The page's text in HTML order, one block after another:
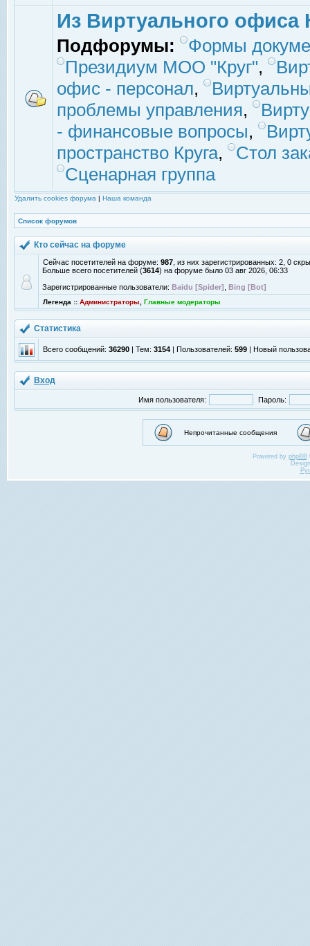
Из Виртуального офиса
Подфорумы:
Формы
Президиум МОО "Круг",
офис - персонал,
проблемы управления,
- финансовые вопросы,
пространство Круга,
Стол
Сценарная группа
Удалить cookies форума | Наша команда
Список форумов
Кто сейчас на форуме
Сейчас посетителей на форуме: 987 , из них зарегистрированных: 2, 0
Больше всего посетителей (3614) на форуме было 03 авг 2026, 06:33
Зарегистрированные пользователи: Baidu [Spider] Bing [Bot]
Легенда :: Администраторы Главные модераторы
Статистика
Всего сообщений: 36290 | Тем: 3154 | Пользователей: 599 | Новый
Вход
Имя пользователя: Пароль:
Непрочитанные сообщения
Powered by phpBB